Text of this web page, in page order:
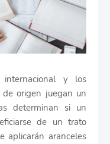
y los
de origen juegan un
determinan si un
de un trato
aplicarán aranceles